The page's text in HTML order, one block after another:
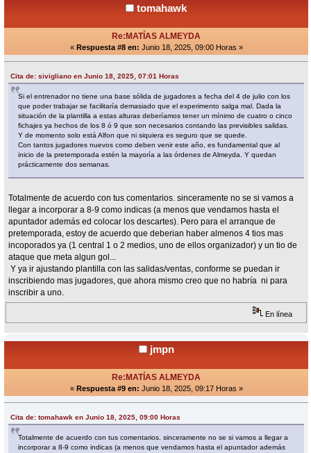
tomahawk
Re:MATÍAS ALMEYDA
« Respuesta #8 en: Junio 18, 2025, 09:00 Horas »
Cita de: sivigliano en Junio 18, 2025, 07:01 Horas
Si el entrenador no tiene una base sólida de jugadores a fecha del 4 de julio con los
que poder trabajar se facilitaría demasiado que el experimento salga mal. Dada la
situación de la plantilla a estas alturas deberíamos tener un mínimo de cuatro o cinco
fichajes ya hechos de los 8 ó 9 que son necesarios contando las previsibles salidas.
Y de momento solo está Alfon que ni siquiera es seguro que se quede.
Con tantos jugadores nuevos como deben venir este año, es fundamental que al
inicio de la pretemporada estén la mayoría a las órdenes de Almeyda. Y quedan
prácticamente dos semanas.
Totalmente de acuerdo con tus comentarios. sinceramente no se si vamos a
llegar a incorporar a 8-9 como indicas (a menos que vendamos hasta el
apuntador además ed colocar los descartes). Pero para el arranque de
pretemporada, estoy de acuerdo que deberian haber almenos 4 tios mas
incoporados ya (1 central 1 o 2 medios, uno de ellos organizador) y un tio de
ataque que meta algun gol...
Y ya ir ajustando plantilla con las salidas/ventas, conforme se puedan ir
inscribiendo mas jugadores, que ahora mismo creo que no habría ni para
inscribir a uno.
En línea
jmpn
Re:MATÍAS ALMEYDA
« Respuesta #9 en: Junio 18, 2025, 09:17 Horas »
Cita de: tomahawk en Junio 18, 2025, 09:00 Horas
Totalmente de acuerdo con tus comentarios. sinceramente no se si vamos a llegar a
incorporar a 8-9 como indicas (a menos que vendamos hasta el apuntador además